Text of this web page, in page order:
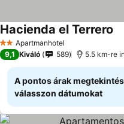
2 Kategória
Apartmanhotel
Hacienda el Terrero
9,1 Kiváló 589 5.5 km-re
A pontos árak
válasszon dátumokat